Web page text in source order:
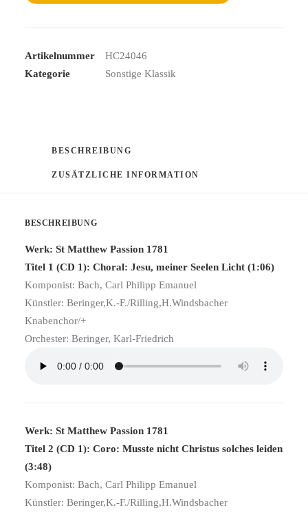
Menge
Artikelnummer
HC24046
Kategorie
Sonstige Klassik
BESCHREIBUNG
ZUSÄTZLICHE INFORMATION
BESCHREIBUNG
Werk: St Matthew Passion 1781
Titel 1 (CD 1): Choral: Jesu, meiner Seelen Licht (1:06)
Komponist: Bach, Carl Philipp Emanuel
Künstler: Beringer,K.-F./Rilling,H.Windsbacher
Knabenchor/+
Orchester: Beringer, Karl-Friedrich
Werk: St Matthew Passion 1781
Titel 2 (CD 1): Coro: Musste nicht Christus solches leiden
(3:48)
Komponist: Bach, Carl Philipp Emanuel
Künstler: Beringer,K.-F./Rilling,H.Windsbacher